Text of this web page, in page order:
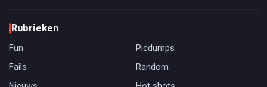
Rubrieken
Fun
Picdumps
Fails
Random